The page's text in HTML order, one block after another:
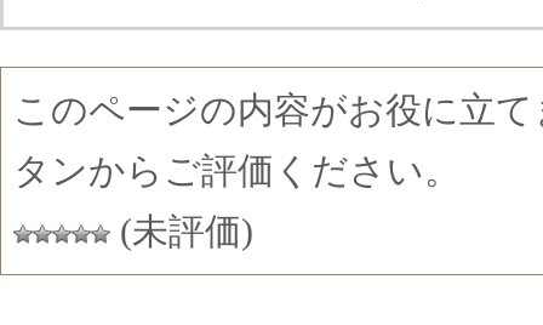
このページの内容がお役に立
タンからご評価ください。
(未評価)